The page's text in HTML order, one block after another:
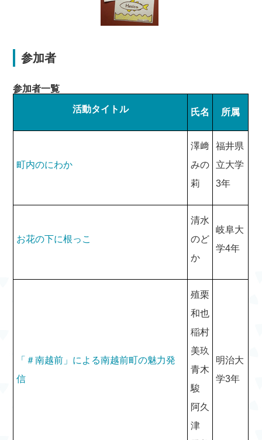
参加者
参加者一覧
活動タイトル 氏名 所属
町内のにわか
澤﨑
みの
莉
福井県
立大学
3年
お花の下に根っこ
清水
のど
か
岐阜大
学4年
「＃南越前」による南越前町の魅力発
信
殖栗
和也
稲村
美玖
青木
駿
阿久
津
明治大
学3年